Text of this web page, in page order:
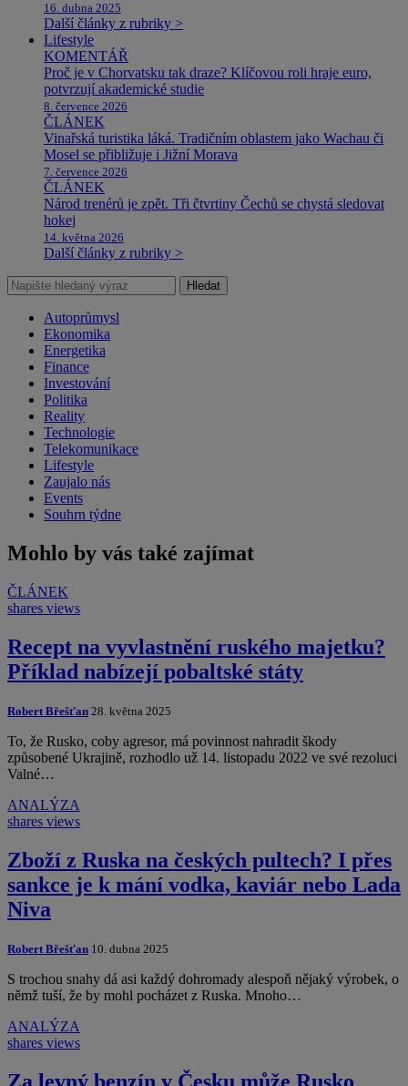
16. dubna 2025
Další články z rubriky >
Lifestyle
KOMENTÁŘ
Proč je v Chorvatsku tak draze? Klíčovou roli hraje euro,
potvrzují akademické studie
8. července 2026
ČLÁNEK
Vinařská turistika láká. Tradičním oblastem jako Wachau či
Mosel se přibližuje i Jižní Morava
7. července 2026
ČLÁNEK
Národ trenérů je zpět. Tři čtvrtiny Čechů se chystá sledovat
hokej
14. května 2026
Další články z rubriky >
Hledat
Autoprůmysl
Ekonomika
Energetika
Finance
Investování
Politika
Reality
Technologie
Telekomunikace
Lifestyle
Zaujalo nás
Events
Souhrn týdne
Mohlo by vás také zajímat
ČLÁNEK
shares views
Recept na vyvlastnění ruského majetku?
Příklad nabízejí pobaltské státy
Robert Břešťan 28. května 2025
To, že Rusko, coby agresor, má povinnost nahradit škody
způsobené Ukrajině, rozhodlo už 14. listopadu 2022 ve své rezoluci
Valné…
ANALÝZA
shares views
Zboží z Ruska na českých pultech? I přes
sankce je k mání vodka, kaviár nebo Lada
Niva
Robert Břešťan 10. dubna 2025
S trochou snahy dá asi každý dohromady alespoň nějaký výrobek, o
němž tuší, že by mohl pocházet z Ruska. Mnoho…
ANALÝZA
shares views
Za levný benzín v Česku může Rusko